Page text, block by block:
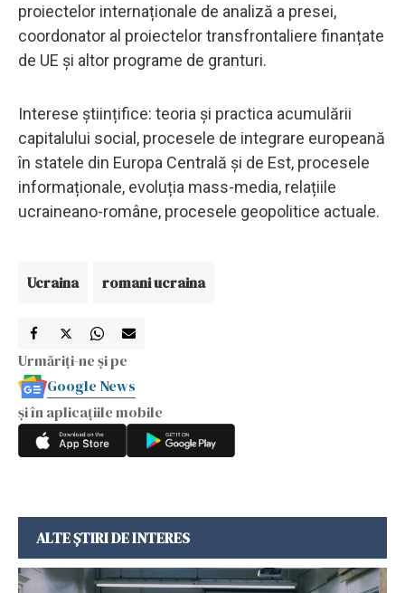
proiectelor internaționale de analiză a presei,
coordonator al proiectelor transfrontaliere finanțate
de UE și altor programe de granturi.
Interese științifice: teoria și practica acumulării
capitalului social, procesele de integrare europeană
în statele din Europa Centrală și de Est, procesele
informaționale, evoluția mass-media, relațiile
ucraineano-române, procesele geopolitice actuale.
Ucraina romani ucraina
Urmăriți-ne și pe
Google News
și în aplicațiile mobile
ALTE ȘTIRI DE INTERES